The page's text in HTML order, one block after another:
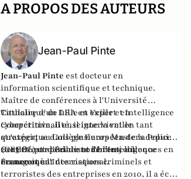
A PROPOS DES AUTEURS
Jean-Paul Pinte
Jean-Paul Pinte est docteur en
information scientifique et technique.
Maître de conférences à l'Université
Catholique de Lille et expert en
cybercriminalité, il intervient en tant
qu'expert au Collège Européen de la Police
(CEPOL) et dans de nombreux colloques en
France et à l'International.
Titulaire d'un DEA en Veille et Intelligence
Compétitive, il enseigne la veille
stratégique dans plusieurs Masters depuis
2003 et est spécialiste de l'Intelligence
économique.
Certifié par l'Edhec et l'Inhesj en
management des risques criminels et
terroristes des entreprises en 2010, il a écrit